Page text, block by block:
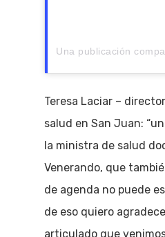
Teresa Laciar –
salud en San Juan:
la ministra de salud
Venerando, que
de agenda no puede
de eso quiero
articulado que